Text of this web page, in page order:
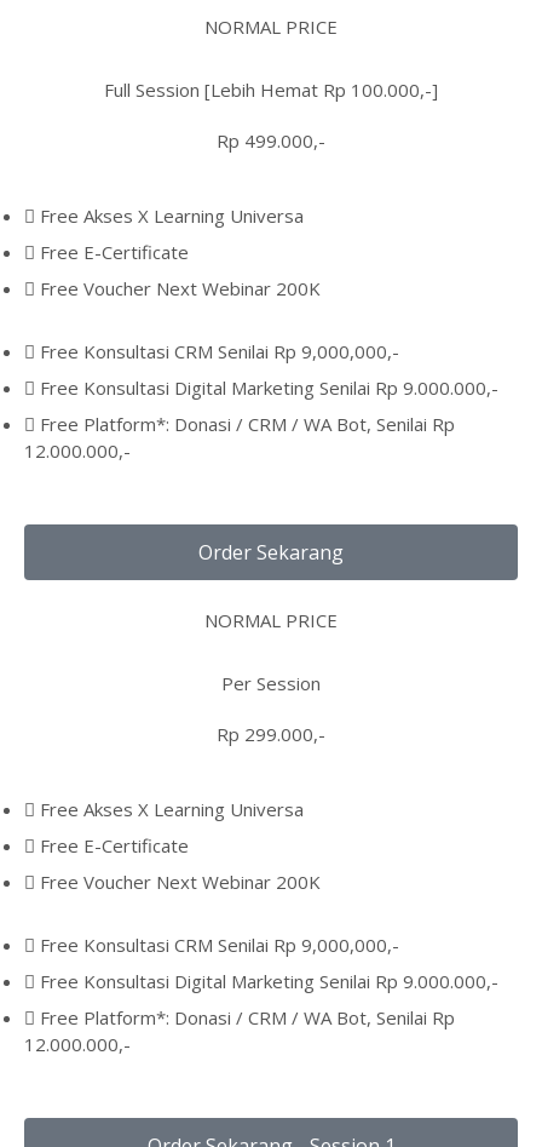
NORMAL PRICE
Full Session [Lebih Hemat Rp 100.000,-]
Rp 499.000,-
Free Akses X Learning Universa
Free E-Certificate
Free Voucher Next Webinar 200K
Free Konsultasi CRM Senilai Rp 9,000,000,-
Free Konsultasi Digital Marketing Senilai Rp 9.000.000,-
Free Platform*: Donasi / CRM / WA Bot, Senilai Rp
12.000.000,-
Order Sekarang
NORMAL PRICE
Per Session
Rp 299.000,-
Free Akses X Learning Universa
Free E-Certificate
Free Voucher Next Webinar 200K
Free Konsultasi CRM Senilai Rp 9,000,000,-
Free Konsultasi Digital Marketing Senilai Rp 9.000.000,-
Free Platform*: Donasi / CRM / WA Bot, Senilai Rp
12.000.000,-